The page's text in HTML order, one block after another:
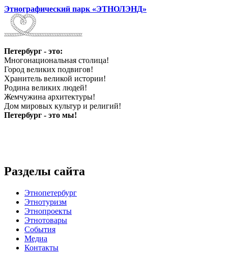
Этнографический парк «ЭТНОЛЭНД»
Петербург - это:
Многонациональная столица!
Город великих подвигов!
Хранитель великой истории!
Родина великих людей!
Жемчужина архитектуры!
Дом мировых культур и религий!
Петербург - это мы!
Разделы сайта
Этнопетербург
Этнотуризм
Этнопроекты
Этнотовары
События
Медиа
Контакты